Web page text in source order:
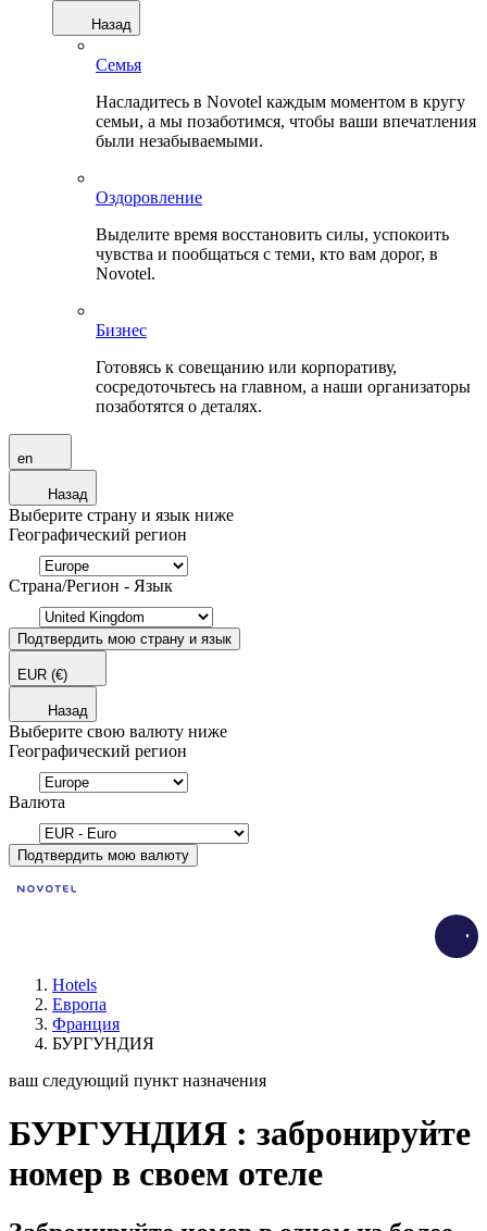
Назад
Семья
Насладитесь в Novotel каждым моментом в кругу
семьи, а мы позаботимся, чтобы ваши впечатления
были незабываемыми.
Оздоровление
Выделите время восстановить силы, успокоить
чувства и пообщаться с теми, кто вам дорог, в
Novotel.
Бизнес
Готовясь к совещанию или корпоративу,
сосредоточьтесь на главном, а наши организаторы
позаботятся о деталях.
en
Назад
Выберите страну и язык ниже
Географический регион
Страна/Регион - Язык
Подтвердить мою страну и язык
EUR (€)
Назад
Выберите свою валюту ниже
Географический регион
Валюта
Подтвердить мою валюту
Hotels
Европа
Франция
БУРГУНДИЯ
ваш следующий пункт назначения
БУРГУНДИЯ : забронируйте
номер в своем отеле